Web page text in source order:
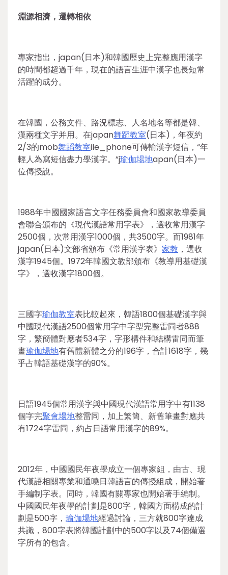
淵源相濟，遷轉相依
專家指出，japan(日本)和韓國歷史上完整應用漢字
的時間都超過千年，現在的語言生涯中漢字也長短常
活躍的成分。
在韓國，公務文件、路況標志、人名地名等都是韓、
漢兩種文字并用。在japan舞蹈教室(日本)，年夜約
2/3的mob舞蹈教室ile_phone可傳輸漢字短信，“年
輕人為寫短信盡力學漢字。”j瑜伽場地apan(日本)一
位傳授說。
1988年中國國家語言文字任務委員會和國家教導委員
會聯合頒布的《現代漢語常用字表》，選收常用漢字
2500個，次常用漢字1000個，共3500字。而1981年
japan(日本)文部省頒布《常用漢字表》 家教 ，選收
漢字1945個。1972年韓國文教部頒布《教導用基礎漢
字》，選收漢字1800個。
三國字瑜伽教室表比較起來，韓語1800個基礎漢字與
中國現代漢語2500個常用字中字型完整雷同者888
字，繁簡體對應者534字，字形構件和結構雷同而筆
畫瑜伽場地有舊體新體之分的196字，合計1618字，幾
乎占韓語基礎漢字的90%。
日語1945個常用漢字與中國現代漢語常用字中有1138
個字完聚會場地整雷同，加上繁簡、新舊筆畫對應共
有1724字雷同，約占日語常用漢字的89%。
2012年，中國國民年夜學成立一個專家組，由古、現
代漢語相關專業和通曉日韓語言的傳授組成，開始著
手編制字表。同時，韓國有關專家也開始著手編制。
中國國民年夜學的計劃是800字，韓國方面構成的計
劃是500字， 瑜伽場地經過討論，三方就800字達成
共識，800字表將韓國計劃中的500字以及74個備選
字所有的包含。